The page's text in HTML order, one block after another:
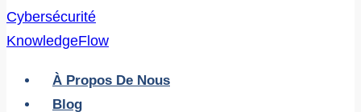
À Propos De Nous
Blog